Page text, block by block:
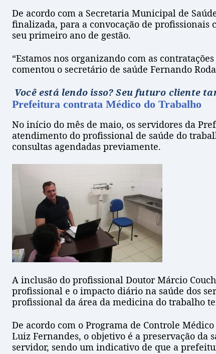
De acordo com a Secretaria Municipal de
finalizada, para a convocação de
seu primeiro ano de gestão.
“Estamos nos organizando com as
comentou o secretário de saúde Fernando
Você está lendo isso? Seu futuro cliente
Prefeitura contrata Médico do Trabalho
No início do mês de maio, os servidores da
atendimento do profissional de saúde do
consultas agendadas previamente.
A inclusão do profissional Doutor Márcio
profissional e o impacto diário na saúde dos
profissional da área da medicina do trabalho
De acordo com o Programa de Controle
Luiz Fernandes, o objetivo é a preservação da
servidor, sendo um indicativo de que a